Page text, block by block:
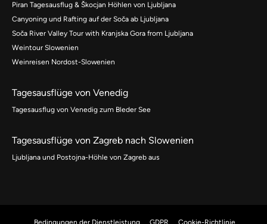
Piran Tagesausflug & Škocjan Höhlen von Ljubljana
Canyoning und Rafting auf der Soča ab Ljubljana
Soča River Valley Tour with Kranjska Gora from Ljubljana
Weintour Slowenien
Weinreisen Nordost-Slowenien
Tagesausflüge von Venedig
Tagesausflug von Venedig zum Bleder See
Tagesausflüge von Zagreb nach Slowenien
Ljubljana und Postojna-Höhle von Zagreb aus
Bedingungen der Dienstleistung GDPR Cookie-Richtlinie